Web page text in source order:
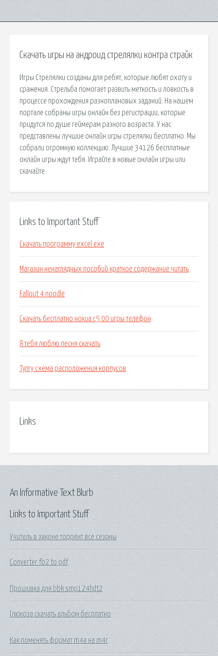
Скачать игры на андроид стрелялки контра страйк
Игры Стрелялки созданы для ребят, которые любят охоту и
сражения. Стрельба помогает развить меткость и ловкость в
процессе прохождения разноплановых заданий. На нашем
портале собраны игры онлайн без регистрации, которые
придутся по душе геймерам разного возраста. У нас
представлены лучшие онлайн игры стрелялки бесплатно. Мы
собрали огромную коллекцию. Лучшие 34126 бесплатные
онлайн игры ждут тебя. Играйте в новые онлайн игры или
скачайте.
Links to Important Stuff
Скачать программу excel exe
Магазин ненаглядных пособий краткое содержание читать
Fallout 4 noodle
Скачать бесплатно нокиа с5 00 игры телефон
Я тебя люблю песня скачать
Тулгу схема расположения корпусов
Links
Links to Important Stuff
Учитель в законе торрент все сезоны
Converter fb2 to pdf
Прошивка для bbk smp124hdt2
Глюкоза скачать альбом бесплатно
Как поменять формат m4a на m4r
An Informative Text Blurb